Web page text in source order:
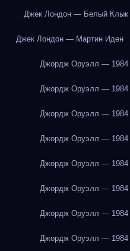
Джек Лондон — Белый Клык
Джек Лондон — Мартин Иден
Джордж Оруэлл — 1984
Джордж Оруэлл — 1984
Джордж Оруэлл — 1984
Джордж Оруэлл — 1984
Джордж Оруэлл — 1984
Джордж Оруэлл — 1984
Джордж Оруэлл — 1984
Джордж Оруэлл — 1984